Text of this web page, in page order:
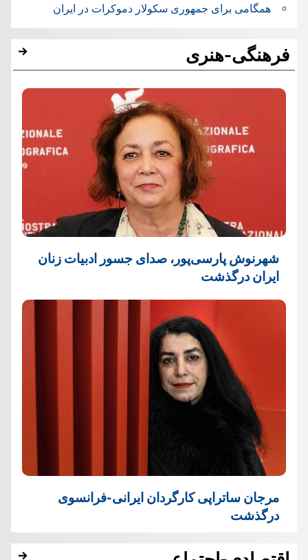
همگامی برای جمهوری سکولار دموکرات در ایران
فرهنگی-هنری
شهرنوش پارسی‌پور، صدای جسور ادبیات زنان
ایران درگذشت
مرجان ساتراپی کارگردان ایرانی-فرانسوی
درگذشت